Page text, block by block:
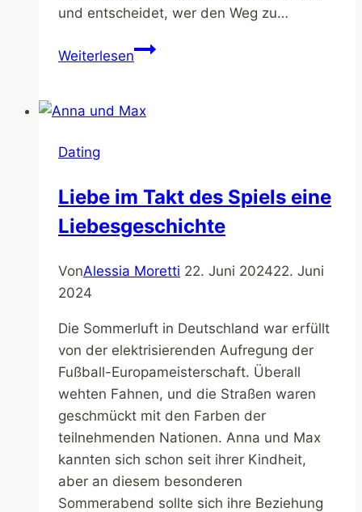
und entscheidet, wer den Weg zu…
WeiterlesenProfil-
Du
Dating-
Profil
und
Dating
Liebe im Takt des Spiels eine
Liebesgeschichte
VonAlessia Moretti 22. Juni 202422. Juni
2024
Die Sommerluft in Deutschland war erfüllt
von der elektrisierenden Aufregung der
Fußball-Europameisterschaft. Überall
wehten Fahnen, und die Straßen waren
geschmückt mit den Farben der
teilnehmenden Nationen. Anna und Max
kannten sich schon seit ihrer Kindheit,
aber an diesem besonderen
Sommerabend sollte sich ihre Beziehung